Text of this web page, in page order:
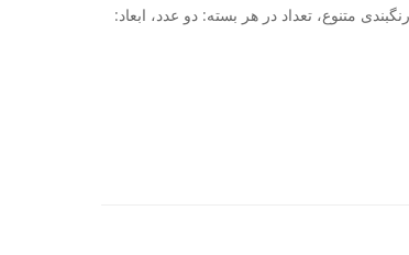
متنوع، تعداد در هر بسته: دو عدد، ابعاد: